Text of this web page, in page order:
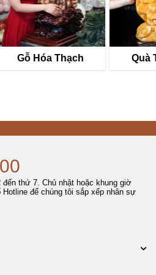
Gỗ Hóa Thạch Quà
thứ 7. Chủ nhật hoặc khung giờ
để chúng tôi sắp xếp nhân sự